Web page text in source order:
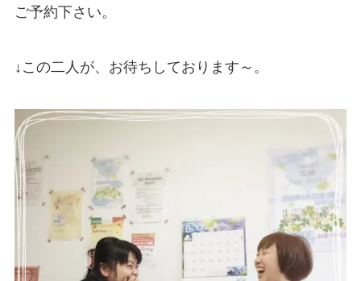
ご予約下さい。
↓この二人が、お待ちしております～。